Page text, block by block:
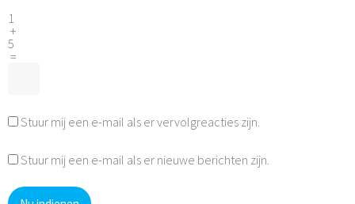
1
+
5
=
Stuur mij een e-mail als er vervolgreacties zijn.
Stuur mij een e-mail als er nieuwe berichten zijn.